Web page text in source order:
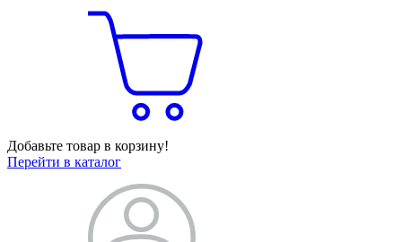
Добавьте товар в корзину!
Перейти в каталог